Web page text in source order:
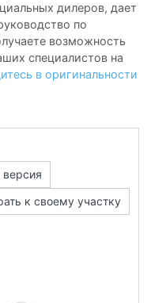
дилеров, дает
по
возможность
специалистов на
в оригинальности
версия
к своему участку